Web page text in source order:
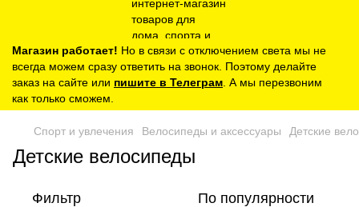
Магазин работает! Но в связи с отключением света мы не
всегда можем сразу ответить на звонок. Поэтому делайте
заказ на сайте или пишите в Телеграм . А мы перезвоним
как только сможем.
Спорт и увлечения Велосипеды и аксессуары Детские
Детские велосипеды
Фильтр По популярности